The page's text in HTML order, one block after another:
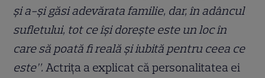
și a-și găsi adevărata familie, dar, în adâncul
sufletului, tot ce își dorește este un loc în
care să poată fi reală și iubită pentru ceea ce
este”.Actrița a explicat că personalitatea ei